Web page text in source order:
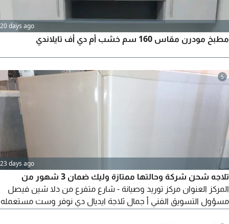
20 days ago
مطبخ مودرن مقاس 160 سم خشب أم دي أف تايلاندي
5
23 days ago
تلاجه شحن شركة وحالتها ممتازة وليك ضمان 3 شهور من
المركز العنوان مركز توريد وصيانة - شارع متفرع من دلا شين فيصل
مسؤول التسويق الفني أ جمال ثلاجة ايديال دي نوفر وست مستعمله